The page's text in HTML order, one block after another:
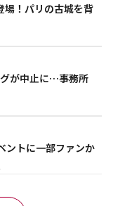
場！パリの古城を背
が中止に…事務所
ントに一部ファンか